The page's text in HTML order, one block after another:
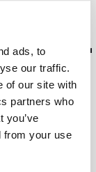
ads, to
our traffic.
of our site with
partners who
you’ve
from your use
din er unik,
for
spesifikke
å holde høy
fullt ut